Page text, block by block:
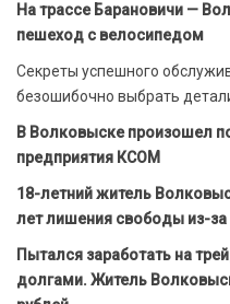
На трассе Барановичи —
пешеход с велосипедом
Секреты успешного
безошибочно выбрать
В Волковыске произошел
предприятия КСОМ
18-летний житель
лет лишения свободы из-
Пытался заработать на
долгами. Житель